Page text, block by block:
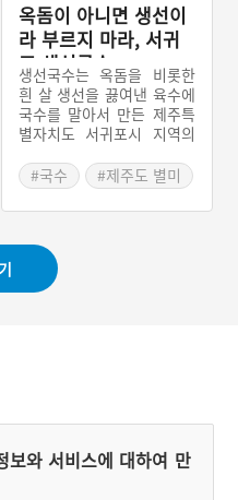
옥돔이 아니면 생선이
라 부르지 마라, 서귀
포 생선국수
생선국수는 옥돔을 비롯한
흰 살 생선을 끓여낸 육수에
국수를 말아서 만든 제주특
별자치도 서귀포시 지역의
생선이 많이 잡히는 해안가
지역에서 주로 만들어 먹는
음식이었다. 생선국수에서
옥돔을 의미한다. 그 외의
생선은 ‘잡어’라고 불렀는
데, 해산물이 풍부하게 잡히
#국수
#제주도 별미
보와 서비스에 대하여 만